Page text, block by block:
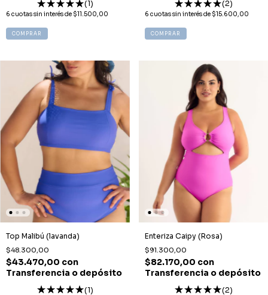
(1)
6 cuotas sin interés de $11.500,00
COMPRAR
(2)
6 cuotas sin interés de $15.600,00
COMPRAR
Top Malibú (lavanda)
$48.300,00
$43.470,00 con
Transferencia o depósito
(1)
Enteriza Caipy (Rosa)
$91.300,00
$82.170,00 con
Transferencia o depósito
(2)